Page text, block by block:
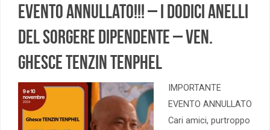
EVENTO ANNULLATO!!! – I DODICI ANELLI
DEL SORGERE DIPENDENTE – Ven.
Ghesce Tenzin Tenphel
IMPORTANTE
EVENTO ANNULLATO
Cari amici, purtroppo